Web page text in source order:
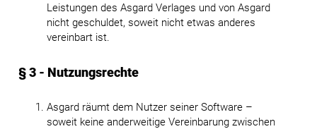
Leistungen des Asgard Verlages und von Asgard
nicht geschuldet, soweit nicht etwas anderes
vereinbart ist.
§ 3 - Nutzungsrechte
Asgard räumt dem Nutzer seiner Software –
soweit keine anderweitige Vereinbarung zwischen